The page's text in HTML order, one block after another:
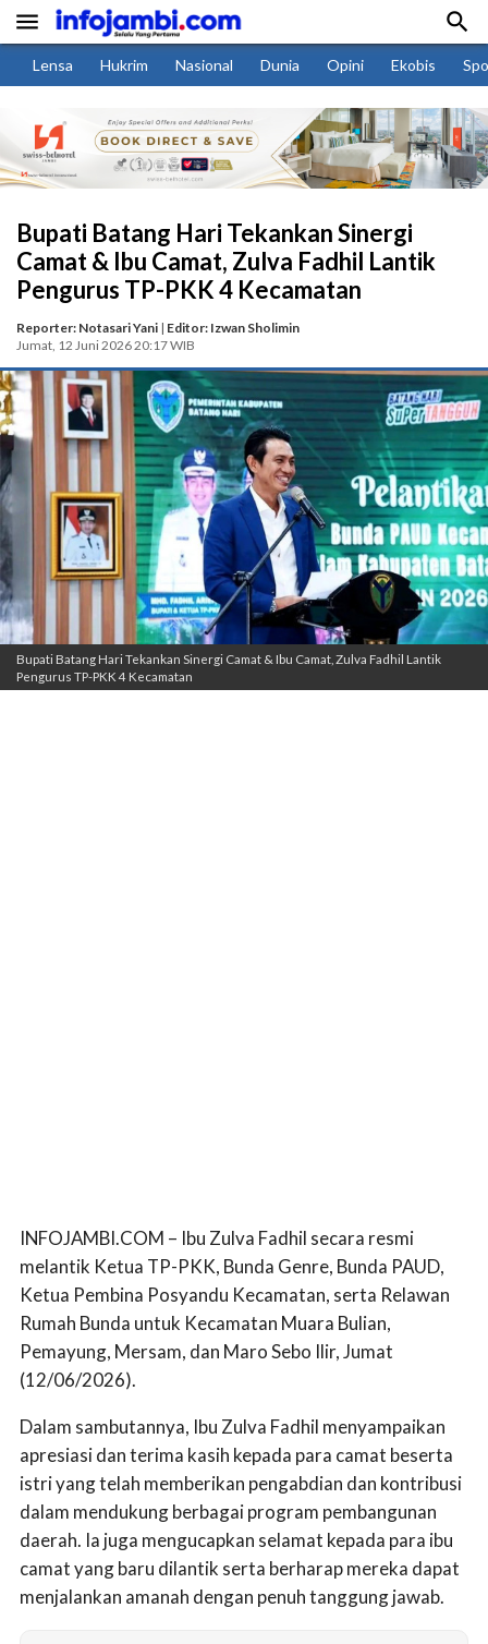
 
Lensa Hukrim Nasional Dunia Opini Ekobis
Bupati Batang Hari Tekankan Sinergi
Camat & Ibu Camat, Zulva Fadhil Lantik
Pengurus TP-PKK 4 Kecamatan
Reporter: Notasari Yani | Editor: Izwan Sholimin
Jumat, 12 Juni 2026 20:17 WIB
Bupati Batang Hari Tekankan Sinergi Camat & Ibu Camat, Zulva Fadhil Lantik
Pengurus TP-PKK 4 Kecamatan
INFOJAMBI.COM – Ibu Zulva Fadhil secara resmi
melantik Ketua TP-PKK, Bunda Genre, Bunda PAUD,
Ketua Pembina Posyandu Kecamatan, serta Relawan
Rumah Bunda untuk Kecamatan Muara Bulian,
Pemayung, Mersam, dan Maro Sebo Ilir, Jumat
(12/06/2026).
Dalam sambutannya, Ibu Zulva Fadhil menyampaikan
apresiasi dan terima kasih kepada para camat beserta
istri yang telah memberikan pengabdian dan kontribusi
dalam mendukung berbagai program pembangunan
daerah. Ia juga mengucapkan selamat kepada para ibu
camat yang baru dilantik serta berharap mereka dapat
menjalankan amanah dengan penuh tanggung jawab.